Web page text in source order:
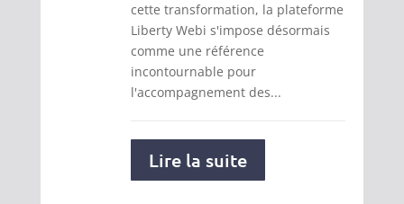
cette transformation, la plateforme
Liberty Webi s'impose désormais
comme une référence
incontournable pour
l'accompagnement des...
Lire la suite